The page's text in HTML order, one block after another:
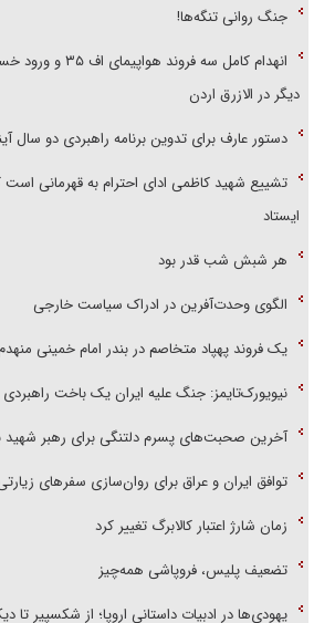
جنگ روانی تنگه‌ها!
انهدام کامل سه
دیگر در الازرق اردن
دستور عارف برای تدوین برنامه راهبردی دو سال
تشییع شهید کاظمی ادای احترام به قهرمانی است
ایستاد
هر شبش شب قدر بود
الگوی وحدت‌آفرین در ادراک سیاست خارجی
یک فروند پهپاد متخاصم در بندر امام خمینی
نیویورک‌تایمز: جنگ علیه ایران یک باخت
آخرین صحبت‌های پسرم دلتنگی برای رهبر شهید
توافق ایران و عراق برای روان‌سازی سفر‌های
زمان شارژ اعتبار کالابرگ تغییر کرد
تضعیف پلیس، فروپاشی همه‌چیز
یهودی‌ها در ادبیات داستانی اروپا؛ از شکسپیر تا